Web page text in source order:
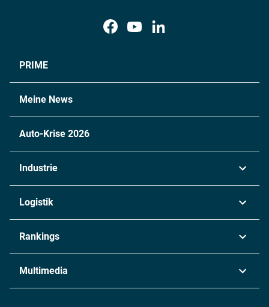
PRIME
Meine News
Auto-Krise 2026
Industrie
Chemie
Metall
Energie
Logistik
Rankings
Multimedia